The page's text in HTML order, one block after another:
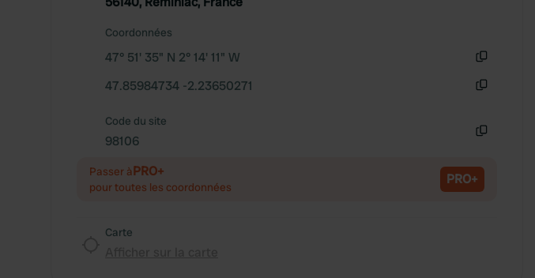
Coordonnées
47° 51' 35" N 2° 14' 11" W
47.85984734 -2.23650271
Code du site
98106
Passer àPRO+
pour toutes les coordonnées PRO+
Carte